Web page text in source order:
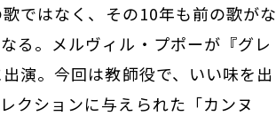
ではなく、その10年も前の歌がな
る。メルヴィル・プポーが『グレ
演。今回は教師役で、いい味を出
クションに与えられた「カンヌ